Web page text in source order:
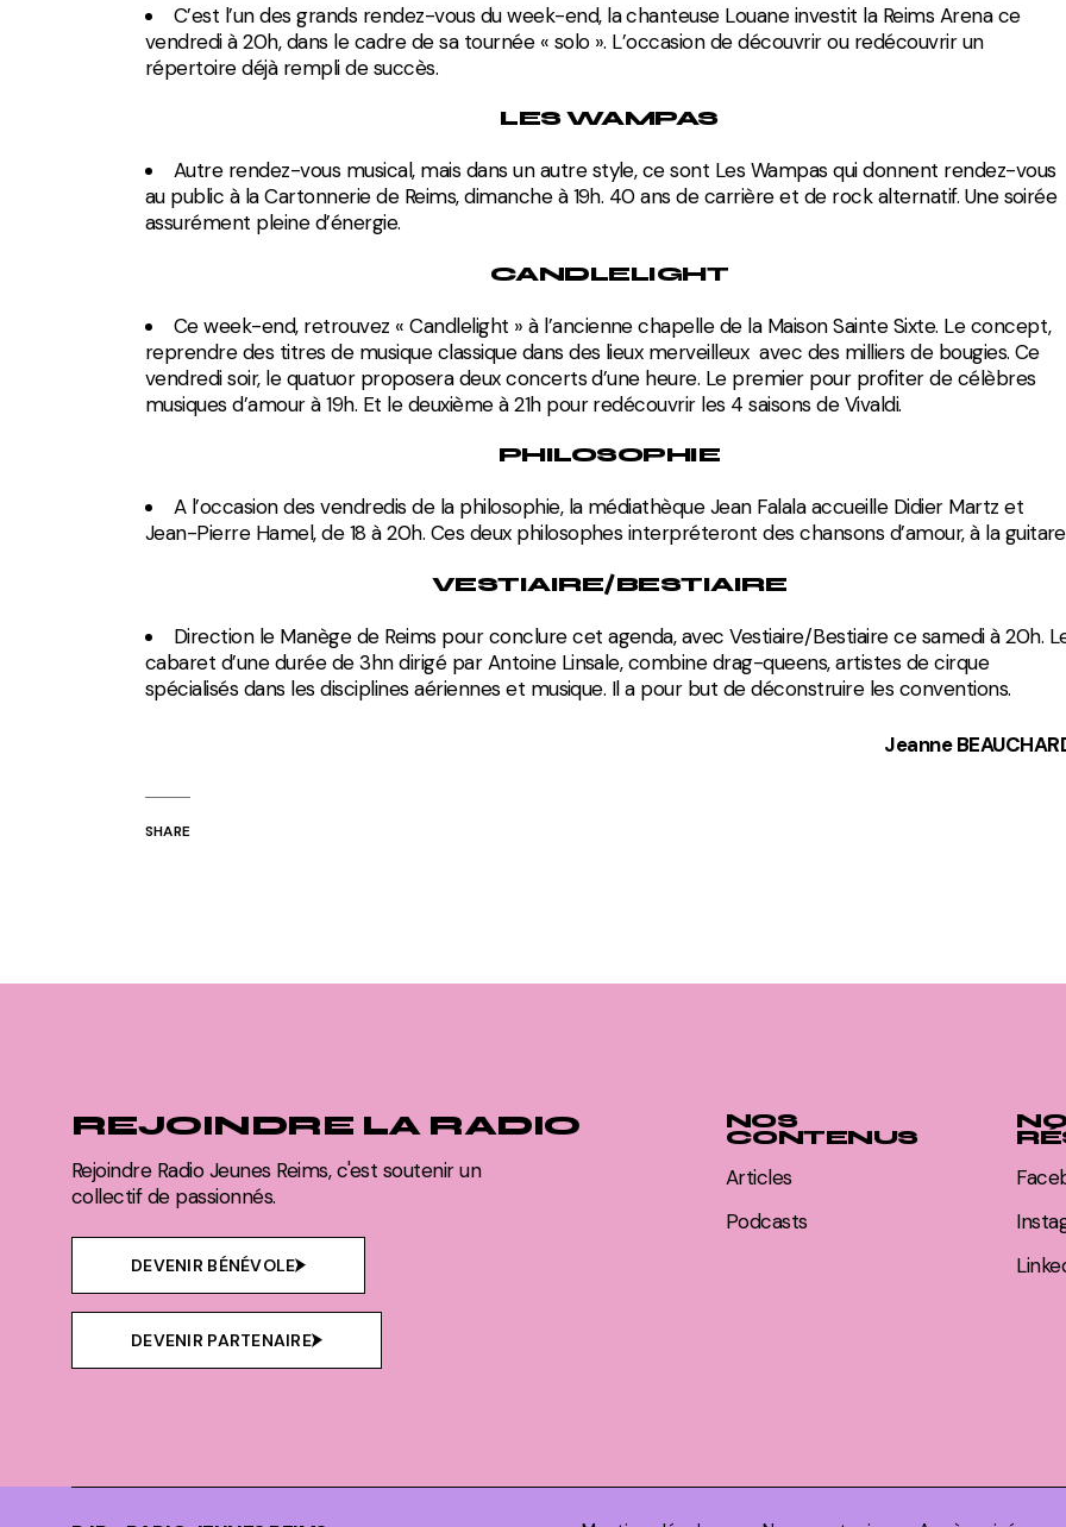
C’est l’un des grands rendez-vous du week-end, la chanteuse Louane investit la Reims Arena ce
vendredi à 20h, dans le cadre de sa tournée « solo ». L’occasion de découvrir ou redécouvrir un
répertoire déjà rempli de succès.
LES WAMPAS
Autre rendez-vous musical, mais dans un autre style, ce sont Les Wampas qui donnent rendez-vous
au public à la Cartonnerie de Reims, dimanche à 19h. 40 ans de carrière et de rock alternatif. Une soirée
assurément pleine d’énergie.
CANDLELIGHT
Ce week-end, retrouvez « Candlelight » à l’ancienne chapelle de la Maison Sainte Sixte. Le concept,
reprendre des titres de musique classique dans des lieux merveilleux avec des milliers de bougies. Ce
vendredi soir, le quatuor proposera deux concerts d’une heure. Le premier pour profiter de célèbres
musiques d’amour à 19h. Et le deuxième à 21h pour redécouvrir les 4 saisons de Vivaldi.
PHILOSOPHIE
A l’occasion des vendredis de la philosophie, la médiathèque Jean Falala accueille Didier Martz et
Jean-Pierre Hamel, de 18 à 20h. Ces deux philosophes interpréteront des chansons d’amour, à la
VESTIAIRE/BESTIAIRE
Direction le Manège de Reims pour conclure cet agenda, avec Vestiaire/Bestiaire ce samedi à 20h.
cabaret d’une durée de 3hn dirigé par Antoine Linsale, combine drag-queens, artistes de cirque
spécialisés dans les disciplines aériennes et musique. Il a pour but de déconstruire les conventions.
Jeanne
SHARE
REJOINDRE LA RADIO
Rejoindre Radio Jeunes Reims, c'est soutenir un
collectif de passionnés.
DEVENIR BÉNÉVOLE
DEVENIR PARTENAIRE
NOS
CONTENUS
Articles
Podcasts